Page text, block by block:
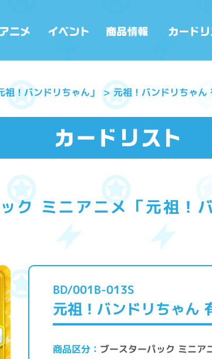
！バンドリちゃん」 元祖！バンドリちゃん
ク ミニアニメ「元祖！
BD/001B-013S
元祖！バンドリちゃん
商品区分 ブースターパック ミニア